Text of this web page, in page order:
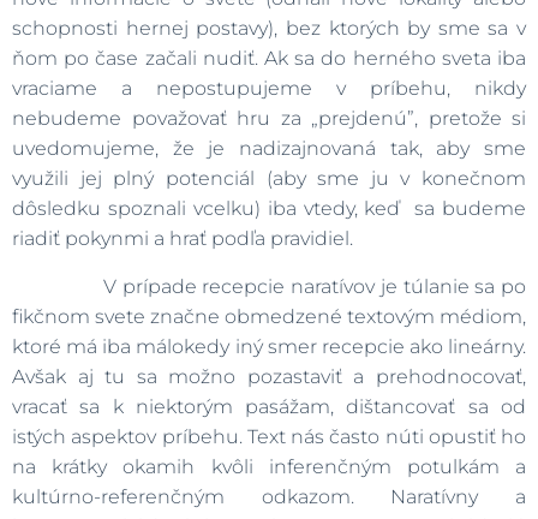
schopnosti hernej postavy), bez ktorých by sme sa v
ňom po čase začali nudiť. Ak sa do herného sveta iba
vraciame a nepostupujeme v príbehu, nikdy
nebudeme považovať hru za „prejdenú”, pretože si
uvedomujeme, že je nadizajnovaná tak, aby sme
využili jej plný potenciál (aby sme ju v konečnom
dôsledku spoznali vcelku) iba vtedy, keď sa budeme
riadiť pokynmi a hrať podľa pravidiel.
V prípade recepcie naratívov je túlanie sa po
fikčnom svete značne obmedzené textovým médiom,
ktoré má iba málokedy iný smer recepcie ako lineárny.
Avšak aj tu sa možno pozastaviť a prehodnocovať,
vracať sa k niektorým pasážam, dištancovať sa od
istých aspektov príbehu. Text nás často núti opustiť ho
na krátky okamih kvôli inferenčným potulkám a
kultúrno-referenčným odkazom. Naratívny a